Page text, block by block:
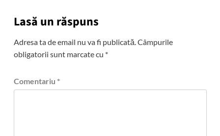
Lasă un răspuns
Adresa ta de email nu va fi publicată. Câmpurile
obligatorii sunt marcate cu *
Comentariu *